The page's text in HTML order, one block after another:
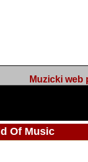
Muzicki web
Of Music